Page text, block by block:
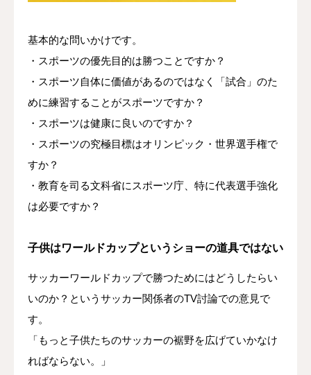
基本的な問いかけです。
・スポーツの優先目的は勝つことですか？
・スポーツ自体に価値があるのではなく「試合」のた
めに練習することがスポーツですか？
・スポーツは健康に良いのですか？
・スポーツの究極目標はオリンピック・世界選手権で
すか？
・教育を司る文科省にスポーツ庁、特に代表選手強化
は必要ですか？
子供はワールドカップというショーの道具ではない
サッカーワールドカップで勝つためにはどうしたらい
いのか？というサッカー関係者のTV討論での意見で
す。
「もっと子供たちのサッカーの裾野を広げていかなけ
ればならない。」